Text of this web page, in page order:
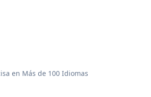
en Más de 100 Idiomas